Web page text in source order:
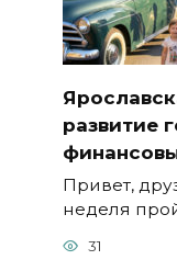
развитие
Привет,
неделя
31